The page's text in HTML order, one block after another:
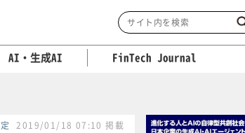
AI・生成AI FinTech Journal
2019/01/18 07:10 掲載